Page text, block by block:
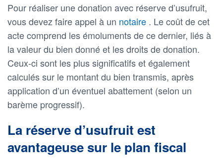
Pour réaliser une donation avec réserve d’usufruit,
vous devez faire appel à un notaire . Le coût de cet
acte comprend les émoluments de ce dernier, liés à
la valeur du bien donné et les droits de donation.
Ceux-ci sont les plus significatifs et également
calculés sur le montant du bien transmis, après
application d’un éventuel abattement (selon un
barème progressif).
La réserve d’usufruit est
avantageuse sur le plan fiscal